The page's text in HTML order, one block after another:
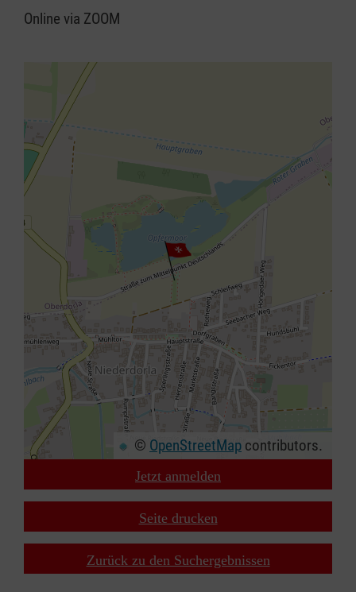
Online via ZOOM
© OpenStreetMap contributors.
Jetzt anmelden
Seite drucken
Zurück zu den Suchergebnissen